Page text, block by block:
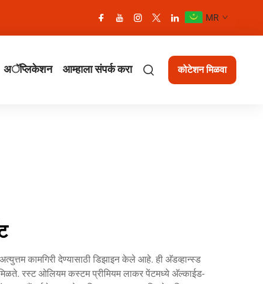
MR
अॅप्लिकेशन आम्हाला संपर्क करा कोटेशन मिळवा
कामगिरी देण्यासाठी डिझाइन केले आहे. ही अ‍ॅडव्हान्स्ड
मिळते. रस्ट ओलियम कस्टम प्रीमियम लाकर पेंटमध्ये अ‍ॅल्काईड-